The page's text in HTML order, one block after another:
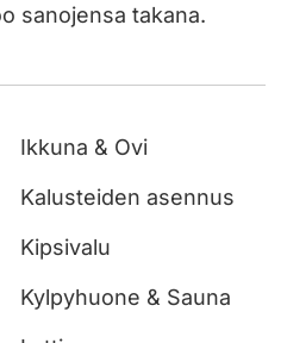
sanojensa takana.
Ikkuna & Ovi
Kalusteiden asennus
Kipsivalu
Kylpyhuone & Sauna